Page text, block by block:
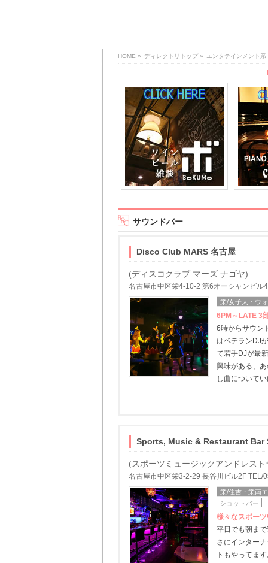
HOME » ディレクトリトップ » エンタテインメント系
サウンドバー
Disco Club MARS 名古屋
(ディスコクラブ マーズ ナゴヤ)
名古屋市中区栄4-10-2 第6オーシャンビル
栄/女子大・ウ
6PM～LATE 3
6時からサウン
はベテランDJ
て若手DJが最
興味がある、
し曲について
Sports, Music & Restaurant Bar
(スポーツミュージックアンドレス
名古屋市中区栄3-2-29 長谷川ビル2F TEL/
栄/住吉・栄南
ショットバー
様々なスポー
平日でも朝ま
さにインター
トもやってま